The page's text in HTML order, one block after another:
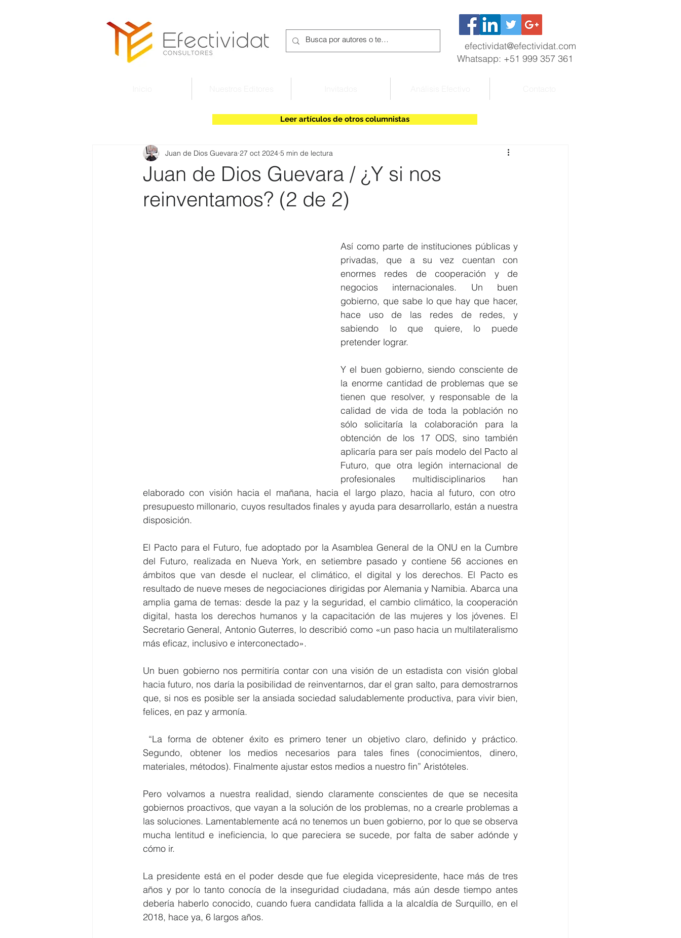
efectividat@efectividat.com
Whatsapp: +51 999 357 361
Leer artículos de otros columnistas
Juan de Dios Guevara / ¿Y si nos
reinventamos? (2 de 2)
Juan de Dios Guevara 27 oct 2024 5 min de lectura
Así como parte de instituciones públicas y
privadas, que a su vez cuentan con
enormes redes de cooperación y de
negocios internacionales. Un buen
gobierno, que sabe lo que hay que hacer,
hace uso de las redes de redes, y
sabiendo lo que quiere, lo puede
pretender lograr.
Y el buen gobierno, siendo consciente de
la enorme cantidad de problemas que se
tienen que resolver, y responsable de la
calidad de vida de toda la población no
sólo solicitaría la colaboración para la
obtención de los 17 ODS, sino también
aplicaría para ser país modelo del Pacto al
Futuro, que otra legión internacional de
profesionales multidisciplinarios han
elaborado con visión hacia el mañana, hacia el largo plazo, hacia al futuro, con otro
presupuesto millonario, cuyos resultados finales y ayuda para desarrollarlo, están a nuestra
disposición.
El Pacto para el Futuro, fue adoptado por la Asamblea General de la ONU en la Cumbre
del Futuro, realizada en Nueva York, en setiembre pasado y contiene 56 acciones en
ámbitos que van desde el nuclear, el climático, el digital y los derechos. El Pacto es
resultado de nueve meses de negociaciones dirigidas por Alemania y Namibia. Abarca una
amplia gama de temas: desde la paz y la seguridad, el cambio climático, la cooperación
digital, hasta los derechos humanos y la capacitación de las mujeres y los jóvenes. El
Secretario General, Antonio Guterres, lo describió como «un paso hacia un multilateralismo
más eficaz, inclusivo e interconectado».
Un buen gobierno nos permitiría contar con una visión de un estadista con visión global
hacia futuro, nos daría la posibilidad de reinventarnos, dar el gran salto, para demostrarnos
que, si nos es posible ser la ansiada sociedad saludablemente productiva, para vivir bien,
felices, en paz y armonía.
“La forma de obtener éxito es primero tener un objetivo claro, definido y práctico.
Segundo, obtener los medios necesarios para tales fines (conocimientos, dinero,
materiales, métodos). Finalmente ajustar estos medios a nuestro fin” Aristóteles.
Pero volvamos a nuestra realidad, siendo claramente conscientes de que se necesita
gobiernos proactivos, que vayan a la solución de los problemas, no a crearle problemas a
las soluciones. Lamentablemente acá no tenemos un buen gobierno, por lo que se observa
mucha lentitud e ineficiencia, lo que pareciera se sucede, por falta de saber adónde y
cómo ir.
La presidente está en el poder desde que fue elegida vicepresidente, hace más de tres
años y por lo tanto conocía de la inseguridad ciudadana, más aún desde tiempo antes
debería haberlo conocido, cuando fuera candidata fallida a la alcaldía de Surquillo, en el
2018, hace ya, 6 largos años.